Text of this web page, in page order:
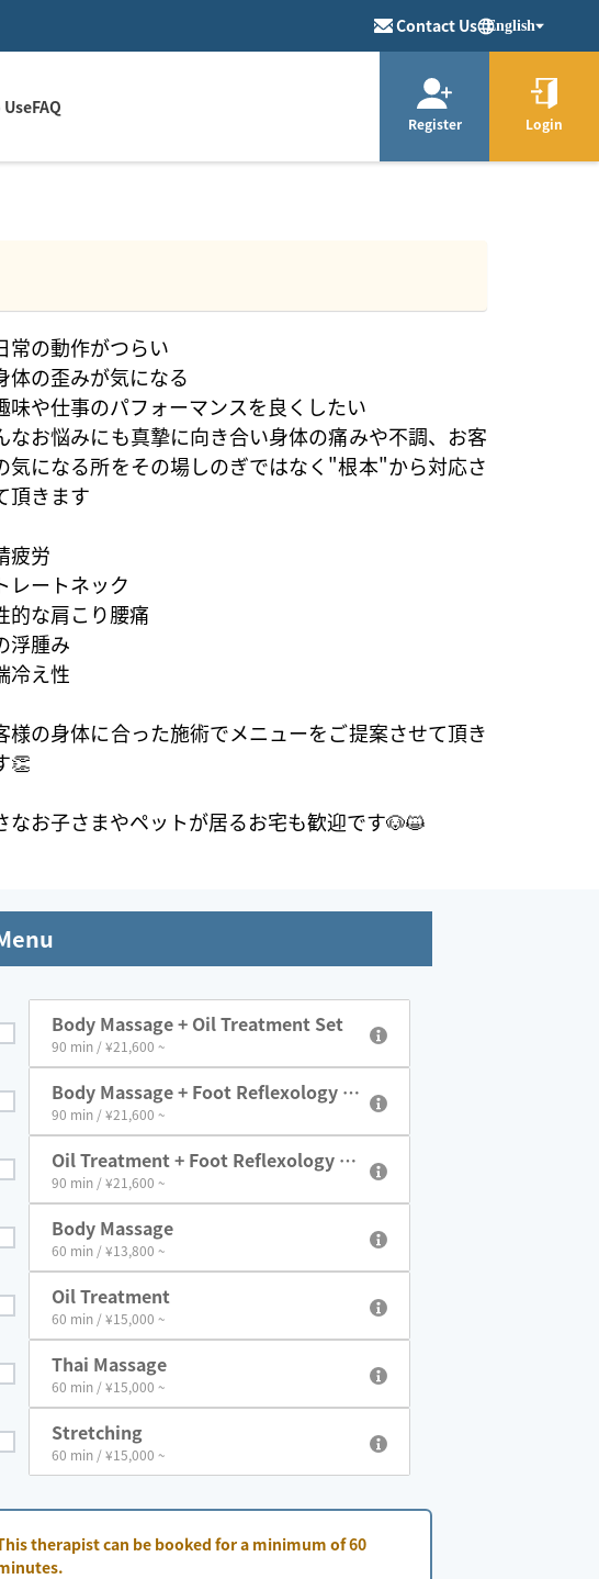
Contact Us English
FAQ
Register Login
の動作がつらい
の歪みが気になる
や仕事のパフォーマンスを良くしたい
なお悩みにも真摯に向き合い身体の痛みや不調、お客
気になる所をその場しのぎではなく"根本"から対応さ
頂きます
疲労
レートネック
的な肩こり腰痛
浮腫み
冷え性
様の身体に合った施術でメニューをご提案させて頂き
👏
なお子さまやペットが居るお宅も歓迎です🐶😺
Body Massage + Oil Treatment Set
90 min / ¥21,600 ~
Body Massage + Foot Reflexology S
et
90 min / ¥21,600 ~
Oil Treatment + Foot Reflexology Se
t
90 min / ¥21,600 ~
Body Massage
60 min / ¥13,800 ~
Oil Treatment
60 min / ¥15,000 ~
Thai Massage
60 min / ¥15,000 ~
Stretching
60 min / ¥15,000 ~
therapist can be booked for a minimum of 60